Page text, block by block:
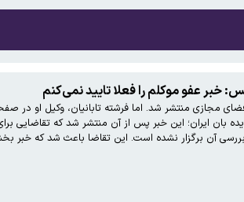
به بزرگ‌تر شدن مغز انسان کمک کردند؟
تحریم‌های رمزارزی ایالات متحده قرار گرفت
خبر عفو موکلم را فعلا تایید نمی‌کنم
عباس دریس امروز در فضای مجازی منتشر شد. اما فرشته
بان ایران؛ این خبر پس از آن منتشر شد که
آن برگزار نشده است. این تقاضا باعث شد که